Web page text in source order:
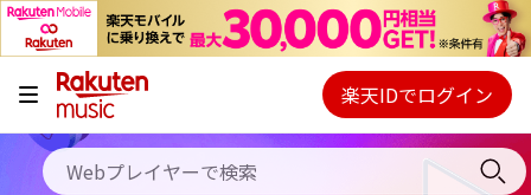
キャンペーン
料金プラン
使い方
Webプレイヤー
ご契約内容の確認・変更
楽天IDでログイン